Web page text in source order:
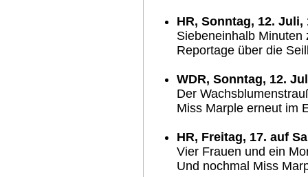
HR, Sonntag, 12. Juli,
Siebeneinhalb Minuten
Reportage über die
WDR, Sonntag, 12.
Der
Miss Marple erneut im
HR, Freitag, 17. auf
Vier Frauen und ein
Und nochmal Miss